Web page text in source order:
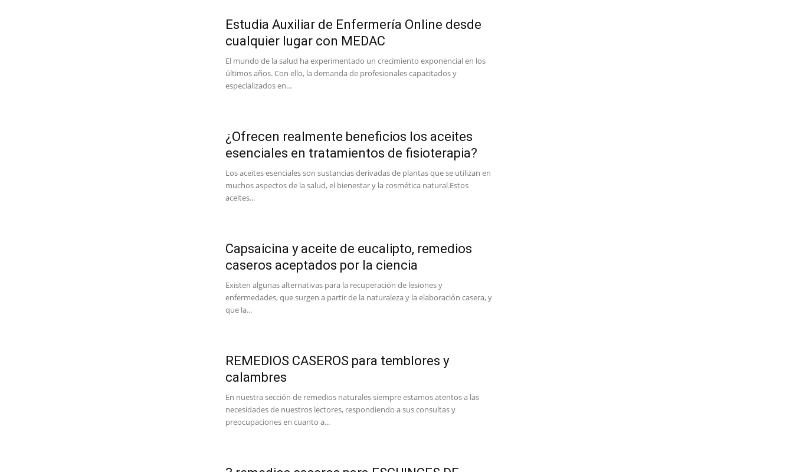
Estudia Auxiliar de Enfermería Online desde
cualquier lugar con MEDAC
El mundo de la salud ha experimentado un crecimiento exponencial en los
últimos años. Con ello, la demanda de profesionales capacitados y
especializados en...
¿Ofrecen realmente beneficios los aceites
esenciales en tratamientos de fisioterapia?
Los aceites esenciales son sustancias derivadas de plantas que se utilizan en
muchos aspectos de la salud, el bienestar y la cosmética natural.Estos
aceites...
Capsaicina y aceite de eucalipto, remedios
caseros aceptados por la ciencia
Existen algunas alternativas para la recuperación de lesiones y
enfermedades, que surgen a partir de la naturaleza y la elaboración casera, y
que la...
REMEDIOS CASEROS para temblores y
calambres
En nuestra sección de remedios naturales siempre estamos atentos a las
necesidades de nuestros lectores, respondiendo a sus consultas y
preocupaciones en cuanto a...